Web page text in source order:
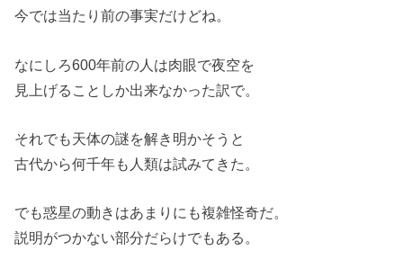
今では当たり前の事実だけどね。
なにしろ600年前の人は肉眼で夜空を
見上げることしか出来なかった訳で。
それでも天体の謎を解き明かそうと
古代から何千年も人類は試みてきた。
でも惑星の動きはあまりにも複雑怪奇だ。
説明がつかない部分だらけでもある。